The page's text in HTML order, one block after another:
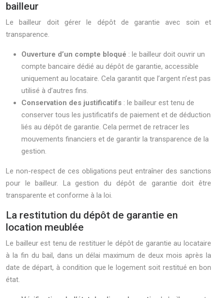
bailleur
Le bailleur doit gérer le dépôt de garantie avec soin et
transparence.
Ouverture d’un compte bloqué : le bailleur doit ouvrir un
compte bancaire dédié au dépôt de garantie, accessible
uniquement au locataire. Cela garantit que l’argent n’est pas
utilisé à d’autres fins.
Conservation des justificatifs : le bailleur est tenu de
conserver tous les justificatifs de paiement et de déduction
liés au dépôt de garantie. Cela permet de retracer les
mouvements financiers et de garantir la transparence de la
gestion.
Le non-respect de ces obligations peut entraîner des sanctions
pour le bailleur. La gestion du dépôt de garantie doit être
transparente et conforme à la loi.
La restitution du dépôt de garantie en
location meublée
Le bailleur est tenu de restituer le dépôt de garantie au locataire
à la fin du bail, dans un délai maximum de deux mois après la
date de départ, à condition que le logement soit restitué en bon
état.